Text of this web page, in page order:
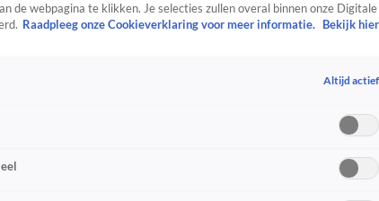
Gele
de webpagina te klikken. Je selecties zullen overal binnen onze Digitale
Raadpleeg onze Cookieverklaring voor meer informatie.
Bekijk hier
Altijd actief